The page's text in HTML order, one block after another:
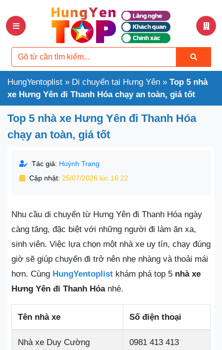
HungYentoplist » Di chuyển tại Hưng Yên » Top 5 nhà
xe Hưng Yên đi Thanh Hóa chạy an toàn, giá tốt
Top 5 nhà xe Hưng Yên đi Thanh Hóa
chạy an toàn, giá tốt
Tác giả: Huỳnh Trang
Cập nhật: 25/07/2026 lúc 16:22
Nhu cầu di chuyển từ Hưng Yên đi Thanh Hóa ngày
càng tăng, đặc biệt với những người đi làm ăn xa,
sinh viên. Việc lựa chọn một nhà xe uy tín, chạy đúng
giờ sẽ giúp chuyến đi trở nên nhẹ nhàng và thoải mái
hơn. Cùng HungYentoplist khám phá top 5 nhà xe
Hưng Yên đi Thanh Hóanhé.
Tên nhà xe Số điện thoại
Nhà xe Duy Cường 0981 413 413